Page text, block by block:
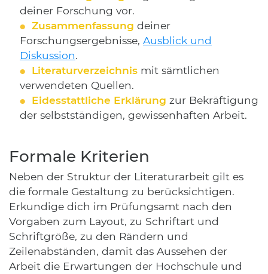
deiner Forschung vor.
Zusammenfassung deiner
Forschungsergebnisse, Ausblick und
Diskussion.
Literaturverzeichnis mit sämtlichen
verwendeten Quellen.
Eidesstattliche Erklärung zur Bekräftigung
der selbstständigen, gewissenhaften Arbeit.
Formale Kriterien
Neben der Struktur der Literaturarbeit gilt es
die formale Gestaltung zu berücksichtigen.
Erkundige dich im Prüfungsamt nach den
Vorgaben zum Layout, zu Schriftart und
Schriftgröße, zu den Rändern und
Zeilenabständen, damit das Aussehen der
Arbeit die Erwartungen der Hochschule und